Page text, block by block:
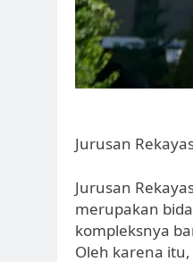
Jurusan
Jurusan
merupakan
kompleksnya
Oleh karena